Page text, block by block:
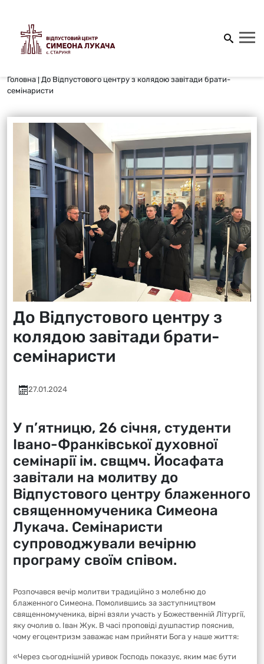
Головна | До Відпустового центру з колядою завітади брати-
семінаристи
До Відпустового центру з
колядою завітади брати-
семінаристи
27.01.2024
У п’ятницю, 26 січня, студенти
Івано-Франківської духовної
семінарії ім. свщмч. Йосафата
завітали на молитву до
Відпустового центру блаженного
священномученика Симеона
Лукача. Семінаристи
супроводжували вечірню
програму своїм співом.
Розпочався вечір молитви традиційно з молебню до
блаженного Симеона. Помолившись за заступництвом
священномученика, вірні взяли участь у Божественній Літургії,
яку очолив о. Іван Жук. В часі проповіді душпастир пояснив,
чому егоцентризм заважає нам прийняти Бога у наше життя:
«Через сьогоднішній уривок Господь показує, яким має бути